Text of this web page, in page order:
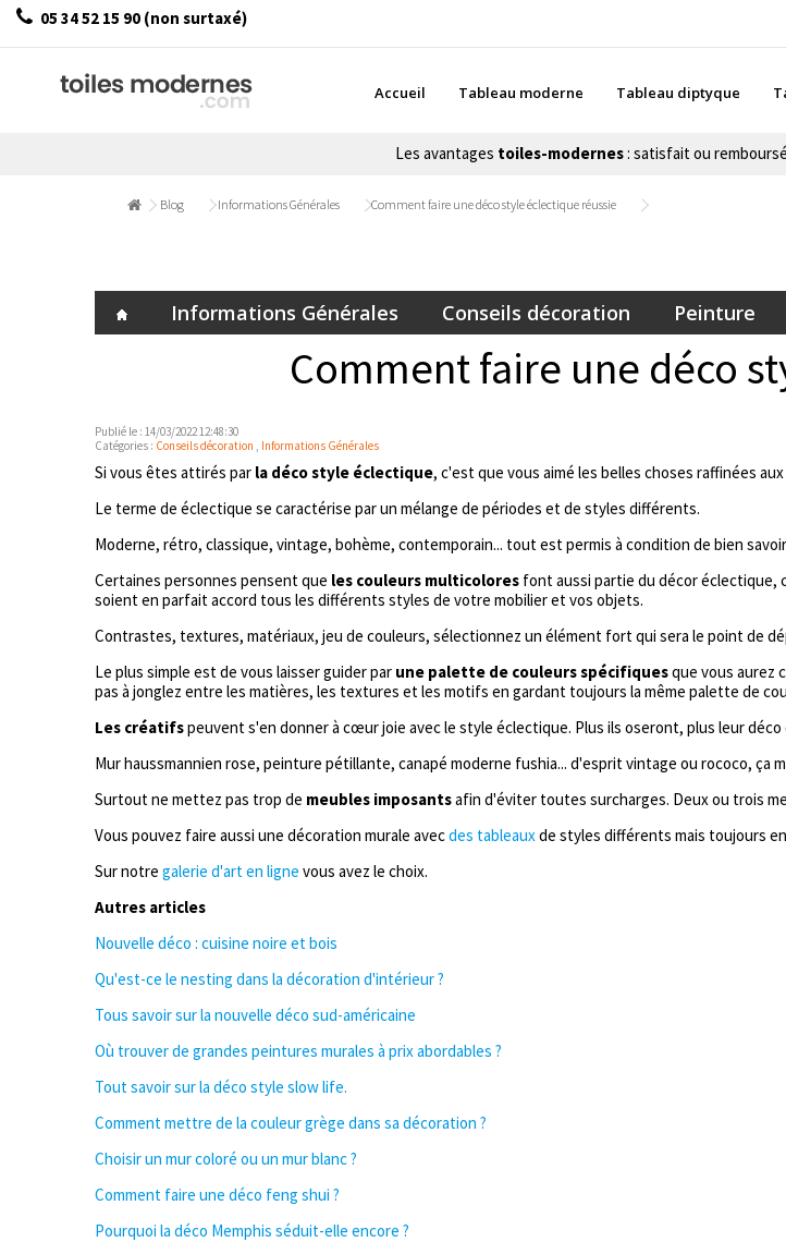
05 34 52 15 90 (non surtaxé)
Accueil Tableau moderne Tableau diptyque
Les avantages toiles-modernes: satisfait ou
Blog Informations Générales Comment faire une déco style éclectique réussie
Informations Générales Conseils décoration Peinture
Comment faire une déco
Publié le : 14/03/2022 12:48:30
Catégories : Conseils décoration Informations Générales
Si vous êtes attirés par la déco style éclectique, c'est que vous aimé les belles choses raffinées
Le terme de éclectique se caractérise par un mélange de périodes et de styles différents.
Moderne, rétro, classique, vintage, bohème, contemporain... tout est permis à condition de bien
Certaines personnes pensent que les couleurs multicolores font aussi partie du décor éclectique,
soient en parfait accord tous les différents styles de votre mobilier et vos objets.
Contrastes, textures, matériaux, jeu de couleurs, sélectionnez un élément fort qui sera le point de
Le plus simple est de vous laisser guider par une palette de couleurs spécifiquesque vous aurez
pas à jonglez entre les matières, les textures et les motifs en gardant toujours la même palette de
Les créatifspeuvent s'en donner à cœur joie avec le style éclectique. Plus ils oseront, plus leur
Mur haussmannien rose, peinture pétillante, canapé moderne fushia... d'esprit vintage ou rococo, ça
Surtout ne mettez pas trop de meubles imposantsafin d'éviter toutes surcharges. Deux ou trois
Vous pouvez faire aussi une décoration murale avecdes tableaux de styles différents mais toujours
Sur notre galerie d'art en ligne vous avez le choix.
Autres articles
Nouvelle déco : cuisine noire et bois
Qu'est-ce le nesting dans la décoration d'intérieur ?
Tous savoir sur la nouvelle déco sud-américaine
Où trouver de grandes peintures murales à prix abordables ?
Tout savoir sur la déco style slow life.
Comment mettre de la couleur grège dans sa décoration ?
Choisir un mur coloré ou un mur blanc ?
Comment faire une déco feng shui ?
Pourquoi la déco Memphis séduit-elle encore ?